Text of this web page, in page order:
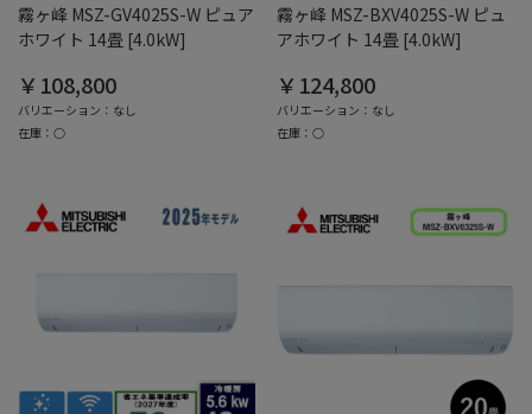
霧ヶ峰 MSZ-GV4025S-W ピュア
ホワイト 14畳 [4.0kW]
￥108,800
バリエーション：なし
在庫：○
霧ヶ峰 MSZ-BXV4025S-W ピュ
アホワイト 14畳 [4.0kW]
￥124,800
バリエーション：なし
在庫：○